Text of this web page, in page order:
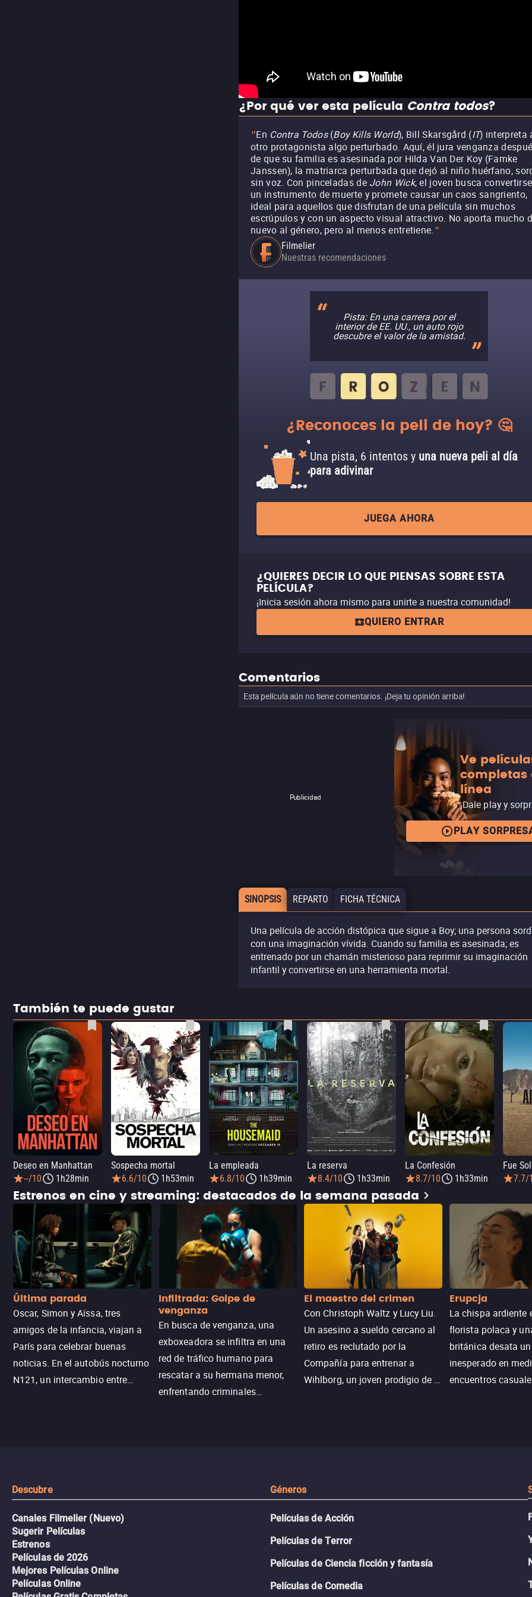
¿Por qué ver esta película Contra todos?
"En Contra Todos(Boy Kills World), Bill Skarsgård (IT) interpreta
otro protagonista algo perturbado. Aquí, él jura venganza
de que su familia es asesinada por Hilda Van Der Koy (Famke
Janssen), la matriarca perturbada que dejó al niño huérfano,
sin voz. Con pinceladas de John Wick, el joven busca
un instrumento de muerte y promete causar un caos sangriento,
ideal para aquellos que disfrutan de una película sin muchos
escrúpulos y con un aspecto visual atractivo. No aporta mucho
nuevo al género, pero al menos entretiene. "
Filmelier
Nuestras recomendaciones
Pista: En una carrera por el
interior de EE. UU., un auto rojo
descubre el valor de la amistad.
¿Reconoces la peli de hoy? 🤔
Una pista, 6 intentos y una nueva peli al día
para adivinar
JUEGA AHORA
¿QUIERES DECIR LO QUE PIENSAS SOBRE ESTA
PELÍCULA?
¡Inicia sesión ahora mismo para unirte a nuestra comunidad!
QUIERO ENTRAR
Comentarios
Esta película aún no tiene comentarios. ¡Deja tu opinión arriba!
Publicidad
Ve
completas
línea
¡Dale play y
PLAY
SINOPSIS REPARTO FICHA TÉCNICA
Una película de acción distópica que sigue a Boy; una persona
con una imaginación vívida. Cuando su familia es asesinada; es
entrenado por un chamán misterioso para reprimir su imaginación
infantil y convertirse en una herramienta mortal.
También te puede gustar
Deseo en Manhattan
--/10
1h28min
Sospecha mortal
6.6/10
1h53min
La empleada
6.8/10
1h39min
La reserva
8.4/10
1h33min
La Confesión
8.7/10
1h33min
Fue
7.7/
Estrenos en cine y streaming: destacados de la semana pasada
Última parada
Oscar, Simon y Aïssa, tres
amigos de la infancia, viajan a
París para celebrar buenas
noticias. En el autobús nocturno
N121, un intercambio entre
Infiltrada: Golpe de
venganza
En busca de venganza, una
exboxeadora se infiltra en una
red de tráfico humano para
rescatar a su hermana menor,
enfrentando criminales
El maestro del crimen
Con Christoph Waltz y Lucy Liu.
Un asesino a sueldo cercano al
retiro es reclutado por la
Compañía para entrenar a
Wihlborg, un joven prodigio de la
Erupcja
La chispa ardiente
florista polaca y
británica desata
inesperado en
encuentros
Descubre
Canales Filmelier (Nuevo)
Sugerir Películas
Estrenos
Películas de 2026
Mejores Películas Online
Películas Online
Géneros
Películas de Acción
Películas de Terror
Películas de Ciencia ficción y fantasía
Películas de Comedia